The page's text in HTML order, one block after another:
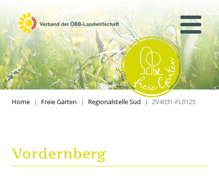
Home Freie Gärten Regionalstelle Süd ZV4031-FL0125
Vordernberg